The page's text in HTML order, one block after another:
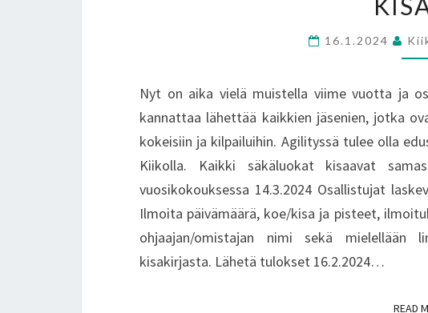
16.1.2024
Nyt on aika vielä muistella viime vuotta ja
kannattaa lähettää kaikkien jäsenien, jotka
kokeisiin ja kilpailuihin. Agilityssä tulee olla
Kiikolla. Kaikki säkäluokat kisaavat
vuosikokouksessa 14.3.2024 Osallistujat
Ilmoita päivämäärä, koe/kisa ja pisteet,
ohjaajan/omistajan nimi sekä mielellään
kisakirjasta. Lähetä tulokset 16.2.2024…
READ